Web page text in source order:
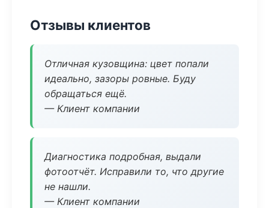
Отзывы клиентов
Отличная кузовщина: цвет попали
идеально, зазоры ровные. Буду
обращаться ещё.
— Клиент компании
Диагностика подробная, выдали
фотоотчёт. Исправили то, что другие
не нашли.
— Клиент компании